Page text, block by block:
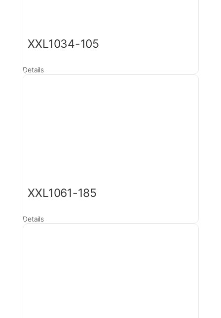
XXL1034-105
Details
XXL1061-185
Details